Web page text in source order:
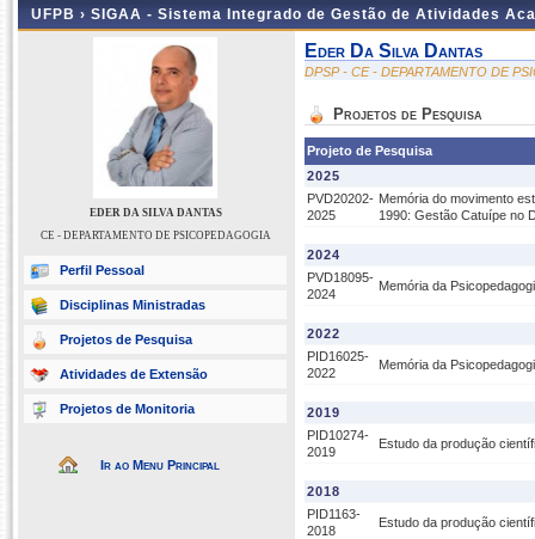
UFPB › SIGAA - Sistema Integrado de Gestão de Atividades
EDER DA SILVA DANTAS
CE - DEPARTAMENTO DE PSICOPEDAGOGIA
Perfil Pessoal
Disciplinas Ministradas
Projetos de Pesquisa
Atividades de Extensão
Projetos de Monitoria
Ir ao Menu Principal
Eder Da Silva Dantas
DPSP - CE - DEPARTAMENTO DE
Projetos de Pesquisa
Projeto de Pesquisa
2025
PVD20202-
2025
Memória do movimento
1990: Gestão Catuípe no
2024
PVD18095-
2024
Memória da
2022
PID16025-
2022
Memória da
2019
PID10274-
2019
Estudo da produção
2018
PID1163-
2018
Estudo da produção